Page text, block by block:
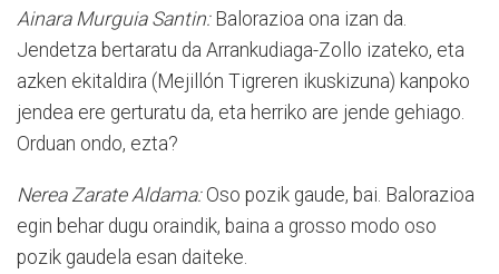
Ainara Murguia Santin:Balorazioa ona izan da.
Jendetza bertaratu da Arrankudiaga-Zollo izateko, eta
azken ekitaldira (Mejillón Tigreren ikuskizuna) kanpoko
jendea ere gerturatu da, eta herriko are jende gehiago.
Orduan ondo, ezta?
Nerea Zarate Aldama:Oso pozik gaude, bai. Balorazioa
egin behar dugu oraindik, baina a grosso modo oso
pozik gaudela esan daiteke.